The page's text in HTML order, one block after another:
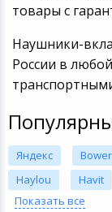
товары с
Наушники-
России в
Яндекс
Haylou
Havit
Показать все